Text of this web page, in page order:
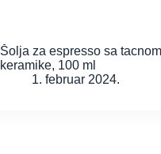
Šolja za espresso sa
keramike, 100 ml
1. februar 2024.